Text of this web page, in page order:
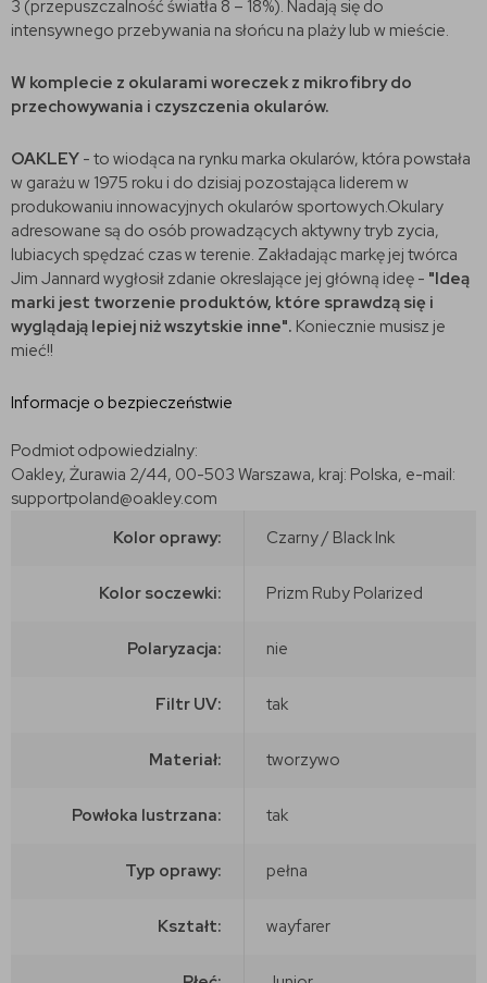
3 (przepuszczalność światła 8 – 18%). Nadają się do
intensywnego przebywania na słońcu na plaży lub w mieście.
W komplecie z okularami woreczek z mikrofibry do
przechowywania i czyszczenia okularów.
OAKLEY - to wiodąca na rynku marka okularów, która powstała
w garażu w 1975 roku i do dzisiaj pozostająca liderem w
produkowaniu innowacyjnych okularów sportowych.Okulary
adresowane są do osób prowadzących aktywny tryb zycia,
lubiacych spędzać czas w terenie. Zakładając markę jej twórca
Jim Jannard wygłosił zdanie okreslające jej główną ideę - "Ideą
marki jest tworzenie produktów, które sprawdzą się i
wyglądają lepiej niż wszytskie inne". Koniecznie musisz je
mieć!!
Informacje o bezpieczeństwie
Podmiot odpowiedzialny:
Oakley, Żurawia 2/44, 00-503 Warszawa, kraj: Polska, e-mail:
supportpoland@oakley.com
Kolor oprawy:
Czarny / Black Ink
Kolor soczewki: Prizm Ruby Polarized
Polaryzacja: nie
Filtr UV: tak
Materiał: tworzywo
Powłoka lustrzana: tak
Typ oprawy: pełna
Kształt: wayfarer